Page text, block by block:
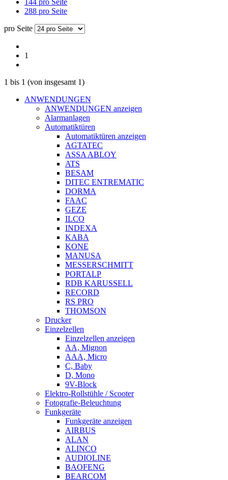
288 pro Seite
pro Seite
1
1 bis 1 (von insgesamt 1)
ANWENDUNGEN
ANWENDUNGEN anzeigen
Alarmanlagen
Automatiktüren
Automatiktüren anzeigen
AGTATEC
ASSA ABLOY
ATS
BESAM
DITEC ENTREMATIC
DORMA
FAAC
GEZE
ILCO
INDEXA
KABA
KONE
MANUSA
MESSERSCHMITT
PORTALP
RDB KARUSSELL
RECORD
RS PRO
THOMSON
Drucker
Einzelzellen
Einzelzellen anzeigen
AA, Mignon
AAA, Micro
C, Baby
D, Mono
9V-Block
Elektro-Rollstühle / Scooter
Fotografie-Beleuchtung
Funkgeräte
Funkgeräte anzeigen
AIRBUS
ALAN
ALINCO
AUDIOLINE
BAOFENG
BEARCOM